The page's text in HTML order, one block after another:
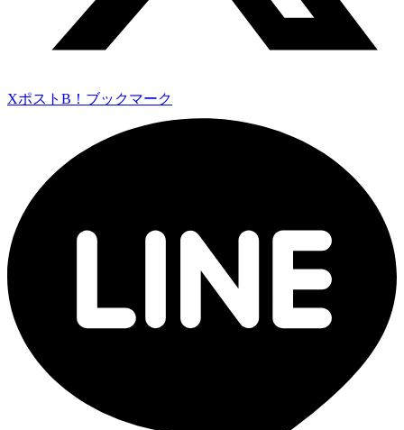
Xポスト B！ブックマーク